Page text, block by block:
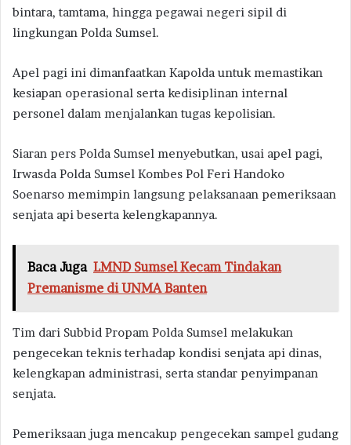
bintara, tamtama, hingga pegawai negeri sipil di
lingkungan Polda Sumsel.
Apel pagi ini dimanfaatkan Kapolda untuk memastikan
kesiapan operasional serta kedisiplinan internal
personel dalam menjalankan tugas kepolisian.
Siaran pers Polda Sumsel menyebutkan, usai apel pagi,
Irwasda Polda Sumsel Kombes Pol Feri Handoko
Soenarso memimpin langsung pelaksanaan pemeriksaan
senjata api beserta kelengkapannya.
Baca Juga LMND Sumsel Kecam Tindakan
Premanisme di UNMA Banten
Tim dari Subbid Propam Polda Sumsel melakukan
pengecekan teknis terhadap kondisi senjata api dinas,
kelengkapan administrasi, serta standar penyimpanan
senjata.
Pemeriksaan juga mencakup pengecekan sampel gudang